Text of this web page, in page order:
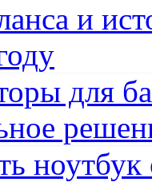
и
для